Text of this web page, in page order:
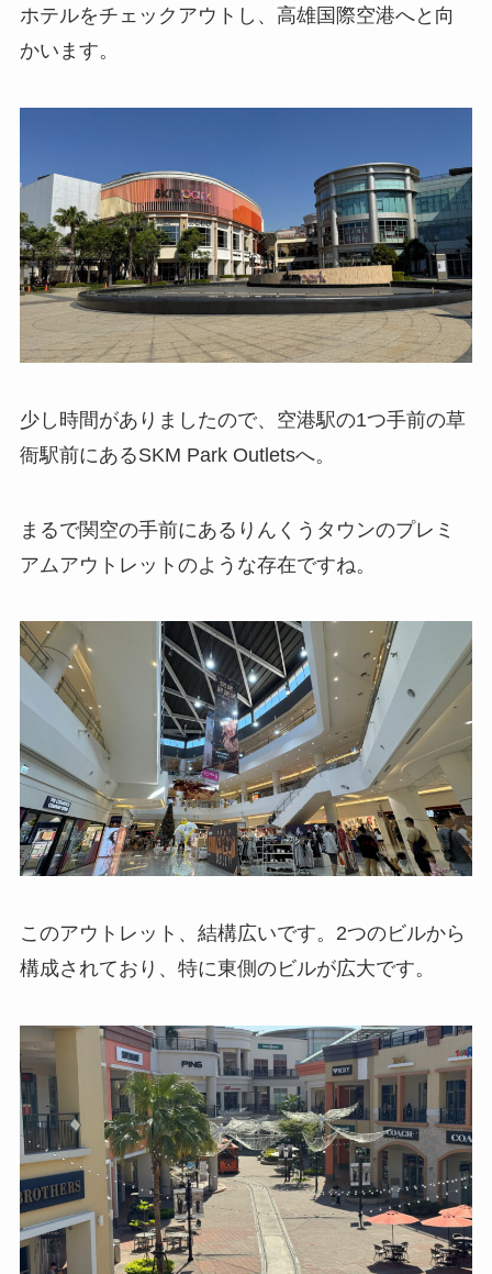
ホテルをチェックアウトし、高雄国際空港へと向
かいます。
少し時間がありましたので、空港駅の1つ手前の草
衙駅前にあるSKM Park Outletsへ。
まるで関空の手前にあるりんくうタウンのプレミ
アムアウトレットのような存在ですね。
このアウトレット、結構広いです。2つのビルから
構成されており、特に東側のビルが広大です。